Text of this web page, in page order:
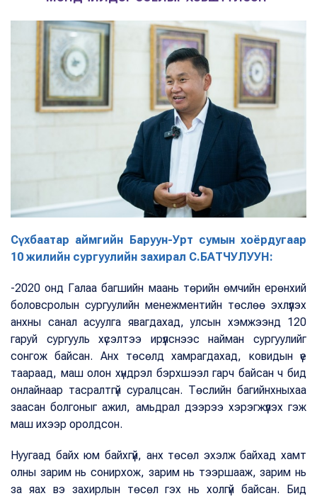
Сүхбаатар аймгийн Баруун-Урт сумын хоёрдугаар
10 жилийн сургуулийн захирал С.БАТЧУЛУУН:
-2020 онд Галаа багшийн маань төрийн өмчийн ерөнхий
боловсролын сургуулийн менежментийн төслөө эхлүүлэх
анхны санал асуулга явагдахад, улсын хэмжээнд 120
гаруй сургууль хүсэлтээ ирүүлснээс найман сургуулийг
сонгож байсан. Анх төсөлд хамрагдахад, ковидын үе
таараад, маш олон хүндрэл бэрхшээл гарч байсан ч бид
онлайнаар тасралтгүй суралцсан. Төслийн багийнхныхаа
заасан болгоныг ажил, амьдрал дээрээ хэрэгжүүлэх гэж
маш ихээр оролдсон.
Нуугаад байх юм байхгүй, анх төсөл эхэлж байхад хамт
олны зарим нь сонирхож, зарим нь тээршааж, зарим нь
за яах вэ захирлын төсөл гэх нь холгүй байсан. Бид